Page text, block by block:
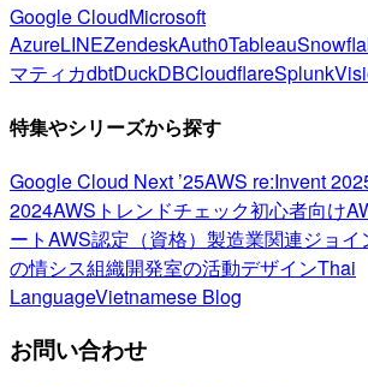
Google CloudMicrosoft
AzureLINEZendeskAuth0Tableau
マティカdbtDuckDBCloudflareSplunk
特集やシリーズから探す
Google Cloud Next ’25AWS re:Invent
2024AWSトレンドチェック初心者向け
ートAWS認定（資格） 製造業関連ジョイ
の情シス組織開発室の活動デザインThai
LanguageVietnamese Blog
お問い合わせ